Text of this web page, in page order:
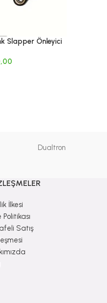
Slapper Önleyici
Dualtron
İlkesi
Satış